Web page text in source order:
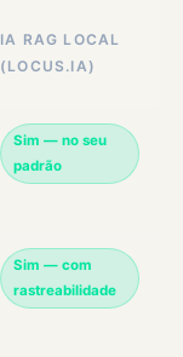
IA RAG LOCAL
(LOCUS.IA)
Sim — no seu
padrão
Sim — com
rastreabilidade